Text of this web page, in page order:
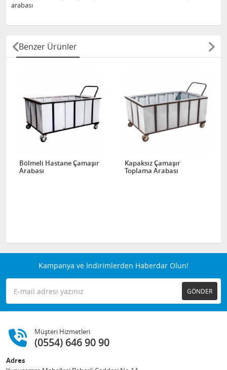
arabası
Benzer Ürünler
Bölmeli Hastane Çamaşır
Arabası
Kapaksız Çamaşır
Toplama Arabası
Kampanya ve İndirimlerden Haberdar Olun!
GÖNDER
Müşteri Hizmetleri
(0554) 646 90 90
Adres